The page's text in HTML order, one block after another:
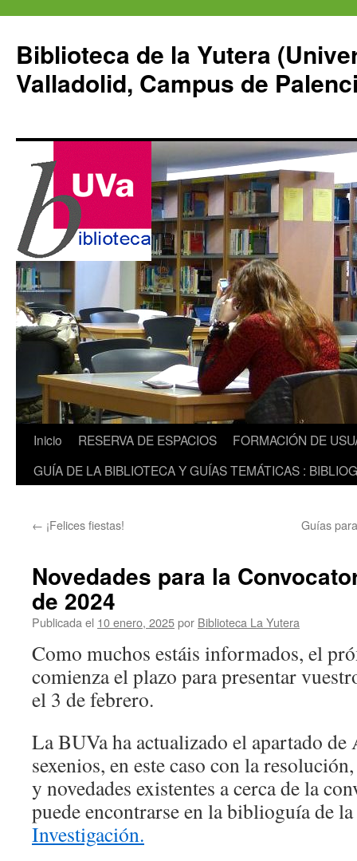
contenido
Biblioteca de la Yutera
Valladolid, Campus de
Inicio RESERVA DE ESPACIOS
FORMACIÓN DE
GUÍA DE LA BIBLIOTECA Y GUÍAS TEMÁTICAS :
← ¡Felices fiestas! Guías
Novedades para la
de 2024
Publicada el 10 enero, 2025por Biblioteca La Yutera
Como muchos estáis informados, el
comienza el plazo para presentar
el 3 de febrero.
La BUVa ha actualizado el apartado de
sexenios, en este caso con la
y novedades existentes a cerca de la
puede encontrarse en la biblioguía de la
Investigación.